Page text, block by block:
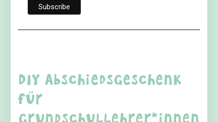
DIY Abschiedsgeschenk
für
Grundschullehrer*innen